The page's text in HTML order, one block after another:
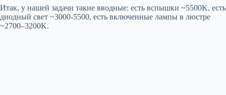
Итак, у нашей задачи такие вводные: есть вспышки ~5500K, есть
диодный свет ~3000-5500, есть включенные лампы в люстре
~2700–3200K.